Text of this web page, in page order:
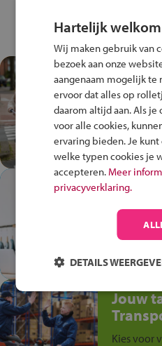
Test je
Fiets
Speel het
en win
In de
plek!
Ontdek
op de
anders is!
Jouw
Kies voor
Hartelijk welkom
Wij maken gebruik van
bezoek aan onze
aangenaam mogelijk te
ervoor dat alles op
daarom altijd aan. Als
voor alle cookies,
ervaring bieden. Je
welke typen cookies je
accepteren. Meer
privacyverklaring.
DETAILS